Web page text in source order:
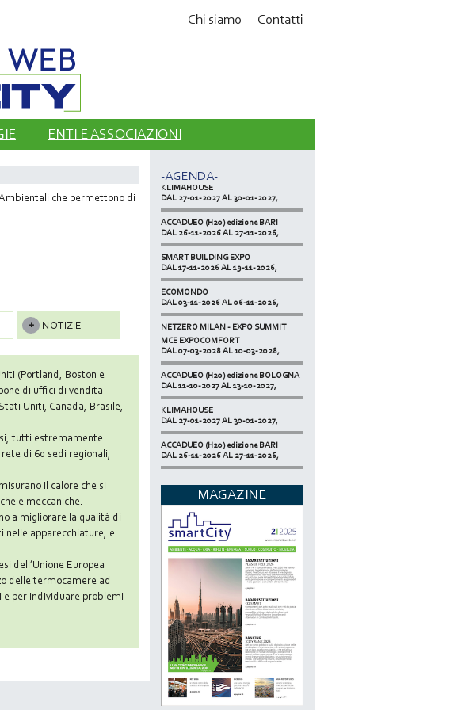
Chi siamo Contatti
ENTI E ASSOCIAZIONI
che permettono di
NOTIZIE
(Portland, Boston e
di uffici di vendita
Uniti, Canada, Brasile,
tutti estremamente
di 60 sedi regionali,
il calore che si
e meccaniche.
a migliorare la qualità di
nelle apparecchiature, e
dell’Unione Europea
delle termocamere ad
per individuare problemi
-AGENDA-
ACCADUEO (H20) edizione BOLOGNA
KLIMAHOUSE
DAL 27-01-2027 AL 30-01-2027,
ACCADUEO (H20) edizione BARI
DAL 26-11-2026 AL 27-11-2026,
SMART BUILDING EXPO
DAL 17-11-2026 AL 19-11-2026,
ECOMONDO
DAL 03-11-2026 AL 06-11-2026,
NETZERO MILAN - EXPO SUMMIT
DAL 20-10-2026 AL 22-10-2026,
MCE EXPOCOMFORT
DAL 07-03-2028 AL 10-03-2028,
ACCADUEO (H20) edizione BOLOGNA
DAL 11-10-2027 AL 13-10-2027,
KLIMAHOUSE
DAL 27-01-2027 AL 30-01-2027,
ACCADUEO (H20) edizione BARI
DAL 26-11-2026 AL 27-11-2026,
DAL 17-11-2026 AL 19-11-2026,
ECOMONDO
DAL 03-11-2026 AL 06-11-2026,
NETZERO MILAN - EXPO SUMMIT
DAL 20-10-2026 AL 22-10-2026,
MAGAZINE